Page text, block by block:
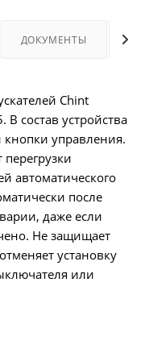
ДОКУМЕНТЫ
Chint
состав устройства
кнопки управления.
автоматического
после
даже если
Не защищает
установку
или